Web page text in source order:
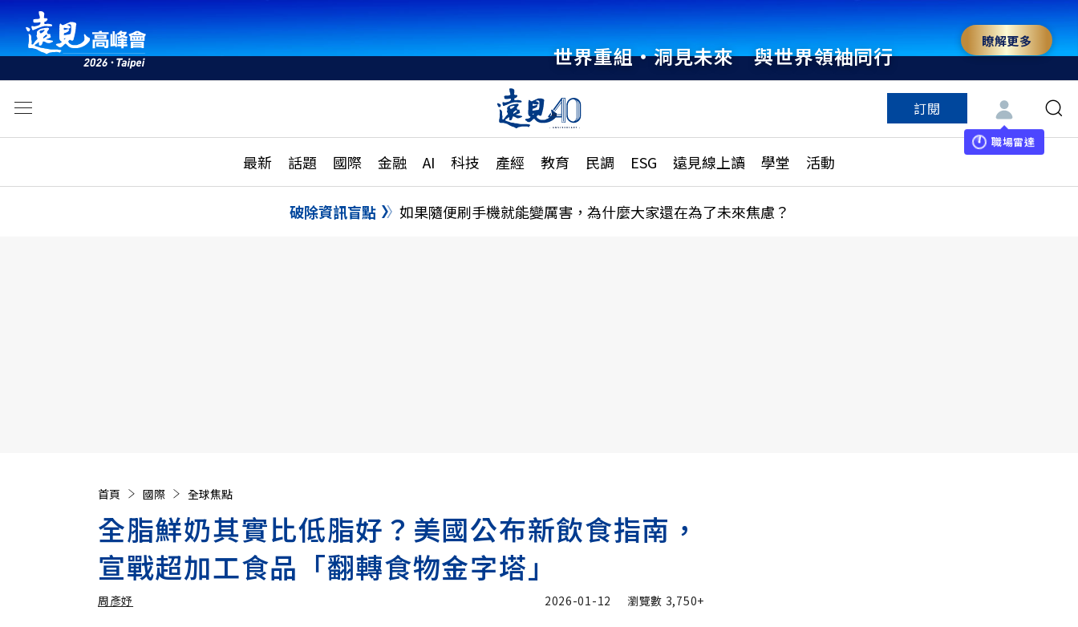
世界重組・洞見未來 與世界領袖同行
瞭解更多
訂閱
職場雷達
最新 話題 國際 金融 AI 科技 產經 教育 民調 ESG 遠見線上讀 學堂 活動
活動
話題
國際
特輯
大學升學、職涯攻略
縣市施政調查全解析
更多訂閱方案
特色頻道
破除資訊盲點 如果隨便刷手機就能變厲害，為什麼大家還在為了未來焦慮？
首頁 國際 全球焦點
全脂鮮奶其實比低脂好？美國公布新飲食指南，
宣戰超加工食品「翻轉食物金字塔」
周彥妤 2026-01-12 瀏覽數 3,750+